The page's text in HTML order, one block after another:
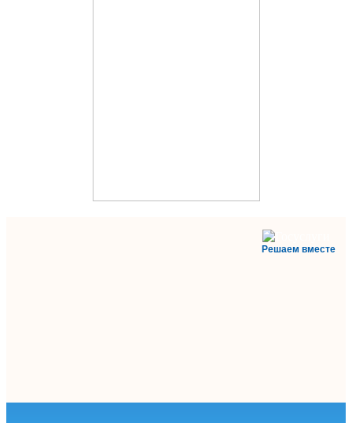
Решаем вместе